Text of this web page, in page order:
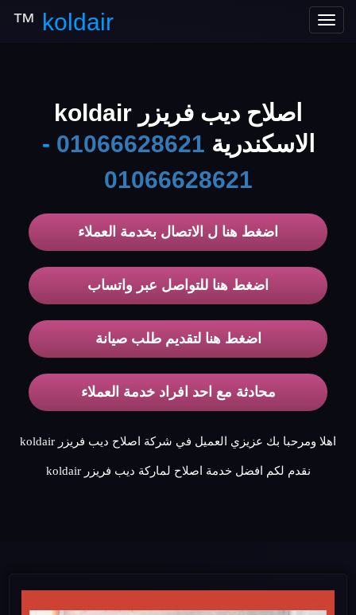
Toggle
koldair
™
اصلاح ديب فريزر koldair
الاسكندرية 01066628621
-
01066628621
اضغط هنا ل الاتصال بخدمة العملاء
اضغط هنا للتواصل عبر واتساب
اضغط هنا لتقديم طلب صيانة
محادثة مع احد افراد خدمة العملاء
اهلا ومرحبا بك عزيزي العميل في شركة اصلاح ديب فريزر koldair
نقدم لكم افضل خدمة اصلاح لماركة ديب فريزر koldair